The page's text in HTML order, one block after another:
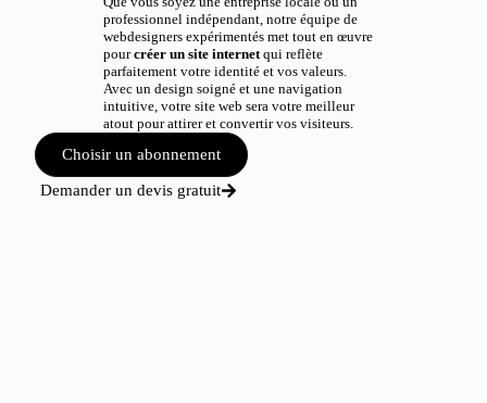
professionnel indépendant, notre équipe de
webdesigners expérimentés met tout en œuvre
pourcréer un site internetqui reflète
parfaitement votre identité et vos valeurs.
Avec un design soigné et une navigation
intuitive, votre site web sera votre meilleur
atout pour attirer et convertir vos visiteurs.
Choisir un abonnement
Demander un devis gratuit